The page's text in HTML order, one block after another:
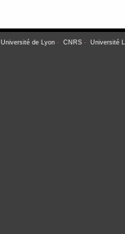
Université de Lyon- CNRS- Université